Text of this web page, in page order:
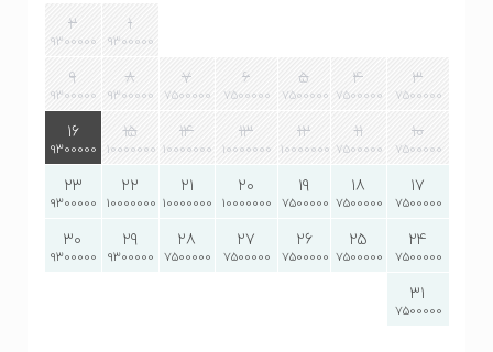
1
9300000
2
9300000
3
7500000
4
7500000
5
7500000
6
7500000
7
7500000
8
9300000
9
9300000
10
7500000
11
7500000
12
10000000
13
10000000
14
10000000
15
10000000
16
9300000
17
7500000
18
7500000
19
7500000
20
10000000
21
10000000
22
10000000
23
9300000
24
7500000
25
7500000
26
7500000
27
7500000
28
7500000
29
9300000
30
9300000
31
7500000